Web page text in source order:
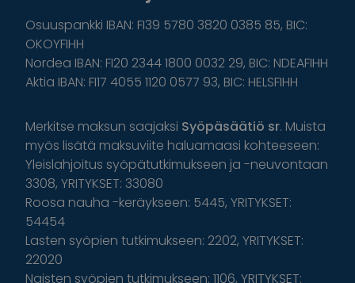
Osuuspankki IBAN: FI39 5780 3820 0385 85, BIC:
OKOYFIHH
Nordea IBAN: FI20 2344 1800 0032 29, BIC: NDEAFIHH
Aktia IBAN: FI17 4055 1120 0577 93, BIC: HELSFIHH
Merkitse maksun saajaksi Syöpäsäätiö sr. Muista
myös lisätä maksuviite haluamaasi kohteeseen:
Yleislahjoitus syöpätutkimukseen ja -neuvontaan
3308, YRITYKSET: 33080
Roosa nauha -keräykseen: 5445, YRITYKSET:
54454
Lasten syöpien tutkimukseen: 2202, YRITYKSET:
22020
Naisten syöpien tutkimukseen: 1106, YRITYKSET: